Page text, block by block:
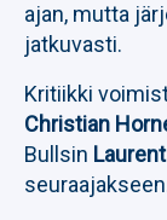
ajan, mutta
jatkuvasti.
Kritiikki
Christian
Bullsin